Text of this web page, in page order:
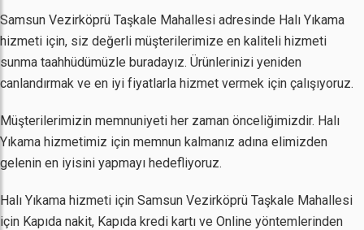
Samsun Vezirköprü Taşkale Mahallesi adresinde Halı Yıkama
hizmeti için, siz değerli müşterilerimize en kaliteli hizmeti
sunma taahhüdümüzle buradayız. Ürünlerinizi yeniden
canlandırmak ve en iyi fiyatlarla hizmet vermek için çalışıyoruz.
Müşterilerimizin memnuniyeti her zaman önceliğimizdir. Halı
Yıkama hizmetimiz için memnun kalmanız adına elimizden
gelenin en iyisini yapmayı hedefliyoruz.
Halı Yıkama hizmeti için Samsun Vezirköprü Taşkale Mahallesi
için Kapıda nakit, Kapıda kredi kartı ve Online yöntemlerinden